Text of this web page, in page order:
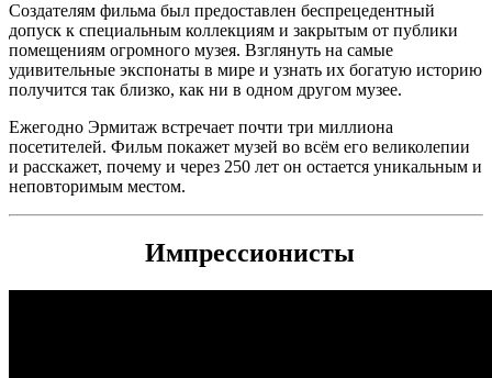
Создателям фильма был предоставлен беспрецедентный
допуск к специальным коллекциям и закрытым от публики
помещениям огромного музея. Взглянуть на самые
удивительные экспонаты в мире и узнать их богатую историю
получится так близко, как ни в одном другом музее.
Ежегодно Эрмитаж встречает почти три миллиона
посетителей. Фильм покажет музей во всём его великолепии
и расскажет, почему и через 250 лет он остается уникальным и
неповторимым местом.
Импрессионисты